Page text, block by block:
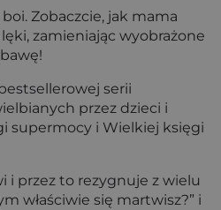
Zobaczcie, jak mama
zamieniając wyobrażone
serii
przez dzieci i
supermocy i Wielkiej księgi
i przez to rezygnuje z wielu
właściwie się martwisz?” i